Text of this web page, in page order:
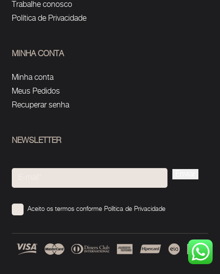
Trabalhe conosco
Política de Privacidade
MINHA CONTA
Minha conta
Meus Pedidos
Recuperar senha
NEWSLETTER
Aceito os termos conforme Política de Privacidade